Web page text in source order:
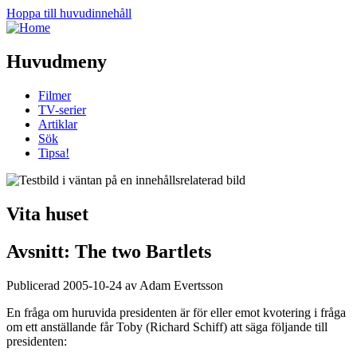
Hoppa till huvudinnehåll
Huvudmeny
Filmer
TV-serier
Artiklar
Sök
Tipsa!
Vita huset
Avsnitt: The two Bartlets
Publicerad 2005-10-24 av Adam Evertsson
En fråga om huruvida presidenten är för eller emot kvotering i fråga
om ett anställande får Toby (Richard Schiff) att säga följande till
presidenten: